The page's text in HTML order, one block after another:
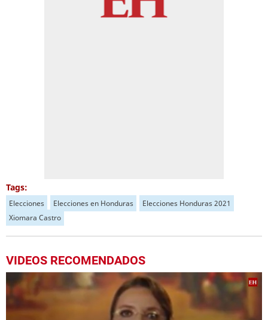
Tags:
Elecciones Elecciones en Honduras
Elecciones Honduras 2021
Xiomara Castro
VIDEOS RECOMENDADOS